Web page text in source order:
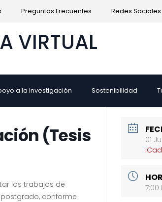
Preguntas Frecuentes Redes Sociales
VIRTUAL
a la Investigación Sostenibilidad
(Tesis
los trabajos de
conforme
01
7:00